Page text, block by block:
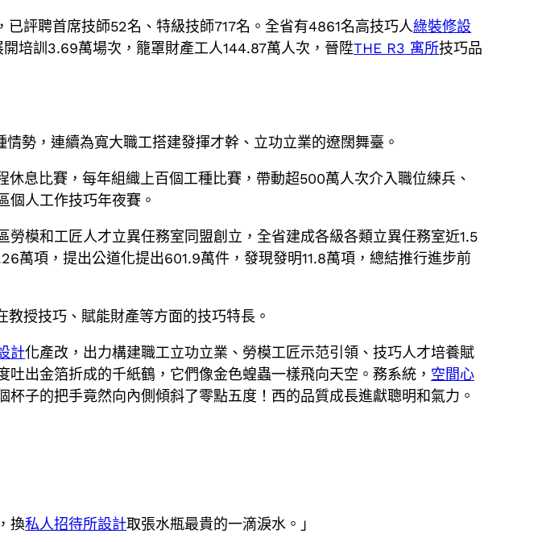
已評聘首席技師52名、特級技師717名。全省有4861名高技巧人綠裝修設
培訓3.69萬場次，籠罩財產工人144.87萬人次，晉陞THE R3 寓所技巧品
情勢，連續為寬大職工搭建發揮才幹、立功立業的遼闊舞臺。
息比賽，每年組織上百個工種比賽，帶動超500萬人次介入職位練兵、
個人工作技巧年夜賽。
模和工匠人才立異任務室同盟創立，全省建成各級各類立異任務室近1.5
萬項，提出公道化提出601.9萬件，發現發明11.8萬項，總結推行進步前
授技巧、賦能財產等方面的技巧特長。
計化產改，出力構建職工立功立業、勞模工匠示范引領、技巧人才培養賦
吐出金箔折成的千紙鶴，它們像金色蝗蟲一樣飛向天空。務系統， 空間心
子的把手竟然向內側傾斜了零點五度！西的品質成長進獻聰明和氣力。
換私人招待所設計取張水瓶最貴的一滴淚水。」